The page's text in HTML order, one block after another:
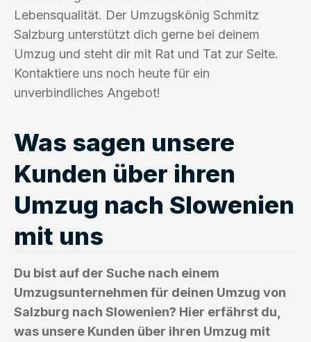
Lebensqualität. Der Umzugskönig Schmitz
Salzburg unterstützt dich gerne bei deinem
Umzug und steht dir mit Rat und Tat zur Seite.
Kontaktiere uns noch heute für ein
unverbindliches Angebot!
Was sagen unsere
Kunden über ihren
Umzug nach Slowenien
mit uns
Du bist auf der Suche nach einem
Umzugsunternehmen für deinen Umzug von
Salzburg nach Slowenien? Hier erfährst du,
was unsere Kunden über ihren Umzug mit